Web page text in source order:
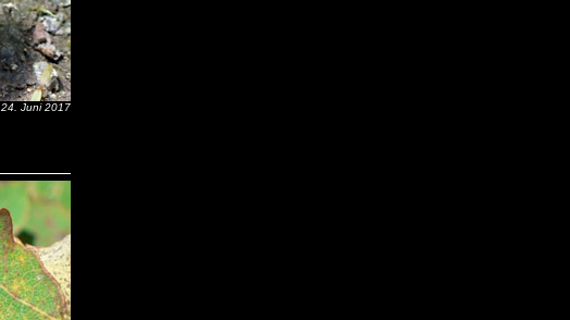
24. Juni 2017